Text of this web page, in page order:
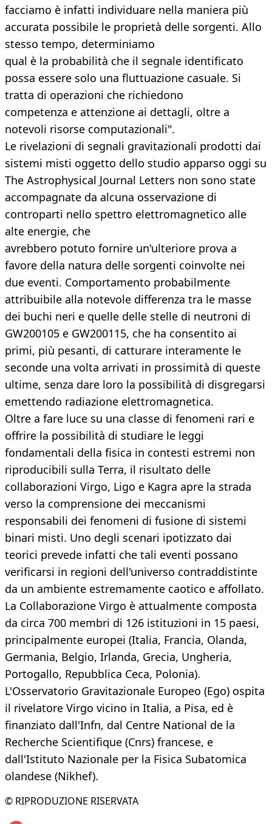
facciamo è infatti individuare nella maniera più
accurata possibile le proprietà delle sorgenti. Allo
stesso tempo, determiniamo
qual è la probabilità che il segnale identificato
possa essere solo una fluttuazione casuale. Si
tratta di operazioni che richiedono
competenza e attenzione ai dettagli, oltre a
notevoli risorse computazionali".
Le rivelazioni di segnali gravitazionali prodotti dai
sistemi misti oggetto dello studio apparso oggi su
The Astrophysical Journal Letters non sono state
accompagnate da alcuna osservazione di
controparti nello spettro elettromagnetico alle
alte energie, che
avrebbero potuto fornire un'ulteriore prova a
favore della natura delle sorgenti coinvolte nei
due eventi. Comportamento probabilmente
attribuibile alla notevole differenza tra le masse
dei buchi neri e quelle delle stelle di neutroni di
GW200105 e GW200115, che ha consentito ai
primi, più pesanti, di catturare interamente le
seconde una volta arrivati in prossimità di queste
ultime, senza dare loro la possibilità di disgregarsi
emettendo radiazione elettromagnetica.
Oltre a fare luce su una classe di fenomeni rari e
offrire la possibilità di studiare le leggi
fondamentali della fisica in contesti estremi non
riproducibili sulla Terra, il risultato delle
collaborazioni Virgo, Ligo e Kagra apre la strada
verso la comprensione dei meccanismi
responsabili dei fenomeni di fusione di sistemi
binari misti. Uno degli scenari ipotizzato dai
teorici prevede infatti che tali eventi possano
verificarsi in regioni dell'universo contraddistinte
da un ambiente estremamente caotico e affollato.
La Collaborazione Virgo è attualmente composta
da circa 700 membri di 126 istituzioni in 15 paesi,
principalmente europei (Italia, Francia, Olanda,
Germania, Belgio, Irlanda, Grecia, Ungheria,
Portogallo, Repubblica Ceca, Polonia).
L'Osservatorio Gravitazionale Europeo (Ego) ospita
il rivelatore Virgo vicino in Italia, a Pisa, ed è
finanziato dall'Infn, dal Centre National de la
Recherche Scientifique (Cnrs) francese, e
dall'Istituto Nazionale per la Fisica Subatomica
olandese (Nikhef).
© RIPRODUZIONE RISERVATA